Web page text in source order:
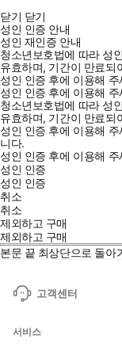
닫기 닫기
성인 인증 안내
성인 재인증 안내
청소년보호법에 따라 성
유효하며, 기간이 만료되
성인 인증 후에 이용해
성인 인증 후에 이용해 주
청소년보호법에 따라 성
유효하며, 기간이 만료되
성인 인증 후에 이용해
니다.
성인 인증 후에 이용해 주
성인 인증
성인 인증
취소
취소
제외하고 구매
제외하고 구매
본문 끝 최상단으로 돌아
고객센터
서비스